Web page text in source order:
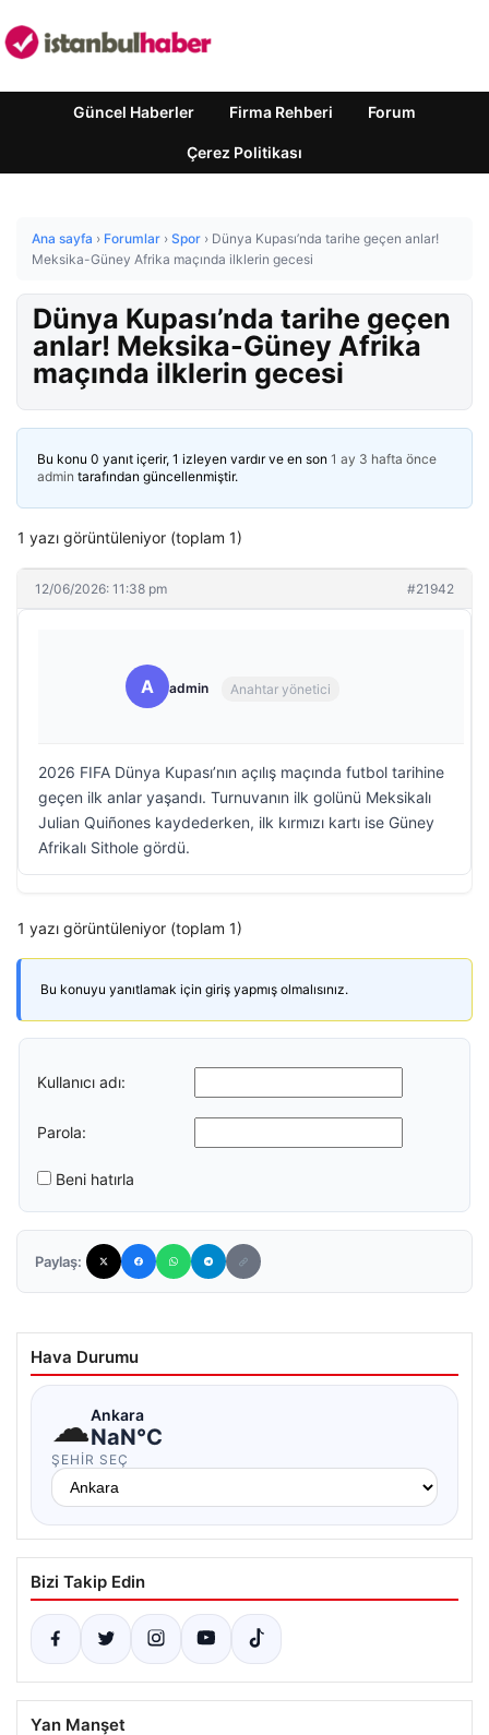
Güncel Haberler Firma Rehberi Forum
Çerez Politikası
Ana sayfa › Forumlar › Spor › Dünya Kupası’nda tarihe geçen anlar!
Meksika-Güney Afrika maçında ilklerin gecesi
Dünya Kupası’nda tarihe geçen
anlar! Meksika-Güney Afrika
maçında ilklerin gecesi
Bu konu 0 yanıt içerir, 1 izleyen vardır ve en son 1 ay 3 hafta önce
admin tarafından güncellenmiştir.
1 yazı görüntüleniyor (toplam 1)
12/06/2026: 11:38 pm #21942
A admin Anahtar yönetici
2026 FIFA Dünya Kupası’nın açılış maçında futbol tarihine
geçen ilk anlar yaşandı. Turnuvanın ilk golünü Meksikalı
Julian Quiñones kaydederken, ilk kırmızı kartı ise Güney
Afrikalı Sithole gördü.
1 yazı görüntüleniyor (toplam 1)
Bu konuyu yanıtlamak için giriş yapmış olmalısınız.
Kullanıcı adı:
Parola:
Beni hatırla
Paylaş:
Hava Durumu
☁Ankara
NaN°C
ŞEHIR SEÇ
Bizi Takip Edin
Yan Manşet